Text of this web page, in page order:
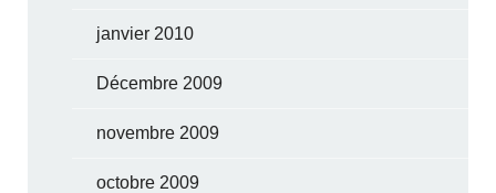
janvier 2010
Décembre 2009
novembre 2009
octobre 2009